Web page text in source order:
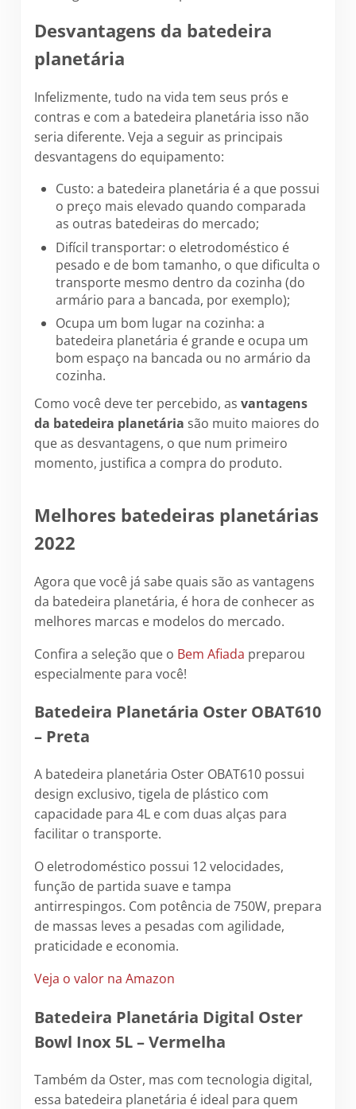
Desvantagens da batedeira
planetária
Infelizmente, tudo na vida tem seus prós e
contras e com a batedeira planetária isso não
seria diferente. Veja a seguir as principais
desvantagens do equipamento:
Custo: a batedeira planetária é a que possui
o preço mais elevado quando comparada
as outras batedeiras do mercado;
Difícil transportar: o eletrodoméstico é
pesado e de bom tamanho, o que dificulta o
transporte mesmo dentro da cozinha (do
armário para a bancada, por exemplo);
Ocupa um bom lugar na cozinha: a
batedeira planetária é grande e ocupa um
bom espaço na bancada ou no armário da
cozinha.
Como você deve ter percebido, as vantagens
da batedeira planetária são muito maiores do
que as desvantagens, o que num primeiro
momento, justifica a compra do produto.
Melhores batedeiras planetárias
2022
Agora que você já sabe quais são as vantagens
da batedeira planetária, é hora de conhecer as
melhores marcas e modelos do mercado.
Confira a seleção que o Bem Afiada preparou
especialmente para você!
Batedeira Planetária Oster OBAT610
– Preta
A batedeira planetária Oster OBAT610 possui
design exclusivo, tigela de plástico com
capacidade para 4L e com duas alças para
facilitar o transporte.
O eletrodoméstico possui 12 velocidades,
função de partida suave e tampa
antirrespingos. Com potência de 750W, prepara
de massas leves a pesadas com agilidade,
praticidade e economia.
Veja o valor na Amazon
Batedeira Planetária Digital Oster
Bowl Inox 5L – Vermelha
Também da Oster, mas com tecnologia digital,
essa batedeira planetária é ideal para quem